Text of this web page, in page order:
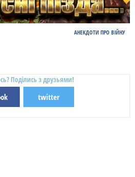
АНЕКДОТИ ПРО ВІЙНУ
Поділись з друзьями!
twitter